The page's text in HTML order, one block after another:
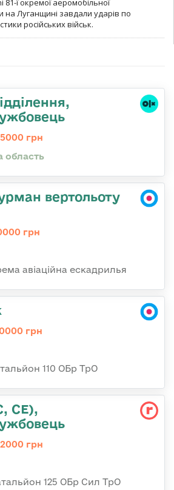
ї окремої аеромобільної
на Луганщині завдали ударів по
російських військ.
грн
область
вертольоту
грн
авіаційна ескадрилья
грн
110 ОБр ТрО
СЕ),
грн
125 ОБр Сил ТрО